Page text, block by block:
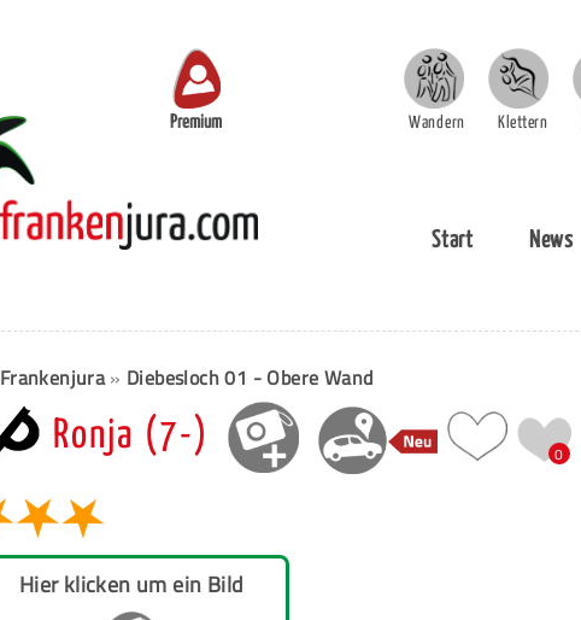
Premium Wandern Klettern
Start News
Frankenjura» Diebesloch 01 - Obere Wand
Ronja (7-) 0
Hier klicken um ein Bild